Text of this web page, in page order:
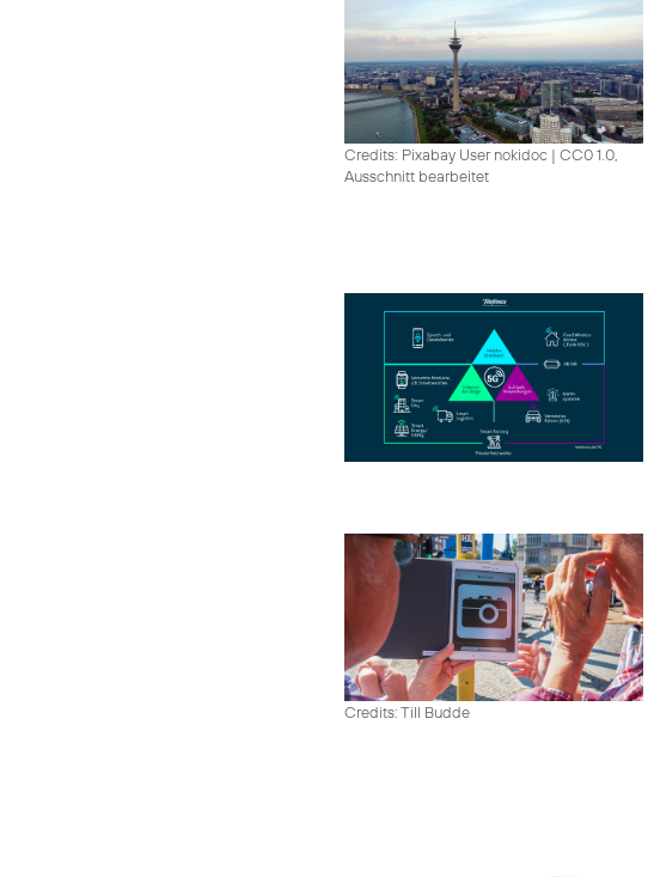
Credits: Pixabay User nokidoc | CC0 1.0,
Ausschnitt bearbeitet
Credits: Till Budde